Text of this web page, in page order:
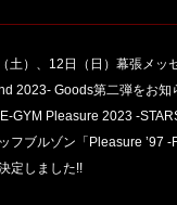
土）、12日（日）幕張メッ
2023- Goods第二弾をお知
GYM Pleasure 2023 -
フブルゾン「Pleasure ’97 -
定しました!!